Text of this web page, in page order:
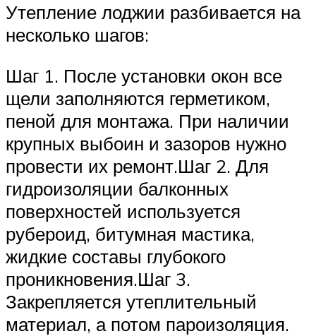
Утепление лоджии разбивается на
несколько шагов:
Шаг 1. После установки окон все
щели заполняются герметиком,
пеной для монтажа. При наличии
крупных выбоин и зазоров нужно
провести их ремонт.Шаг 2. Для
гидроизоляции балконных
поверхностей используется
рубероид, битумная мастика,
жидкие составы глубокого
проникновения.Шаг 3.
Закрепляется утеплительный
материал, а потом пароизоляция.